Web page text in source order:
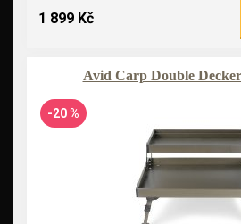
1 899 Kč
Avid Carp Double
-20 %